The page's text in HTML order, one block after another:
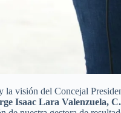
la visión del Concejal
Isaac Lara Valenzuela,